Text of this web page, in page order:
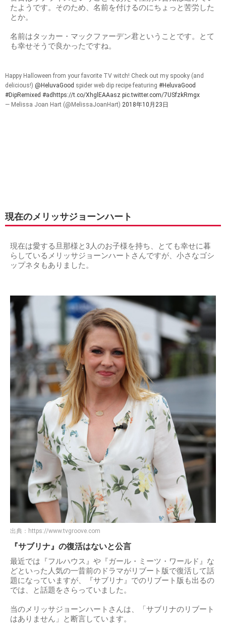
たようです。そのため、名前を付けるのにちょっと苦労した
とか。
名前はタッカー・マックファーデン君ということです。とて
も幸せそうで良かったですね。
Happy Halloween from your favorite TV witch! Check out my spooky (and
delicious!) @HeluvaGood spider web dip recipe featuring #HeluvaGood
#DipRemixed #ad https://t.co/XhglEAAasz pic.twitter.com/7USfzkRmgx
— Melissa Joan Hart (@MelissaJoanHart) 2018年10月23日
現在のメリッサジョーンハート
現在は愛する旦那様と3人のお子様を持ち、とても幸せに暮
らしているメリッサジョーンハートさんですが、小さなゴシ
ップネタもありました。
出典： https://www.tvgroove.com
『サブリナ』の復活はないと公言
最近では『フルハウス』や『ガール・ミーツ・ワールド』な
どといった人気の一昔前のドラマがリブート版で復活して話
題になっていますが、『サブリナ』でのリブート版も出るの
では、と話題をさらっていました。
当のメリッサジョーンハートさんは、「サブリナのリブート
はありません」と断言しています。